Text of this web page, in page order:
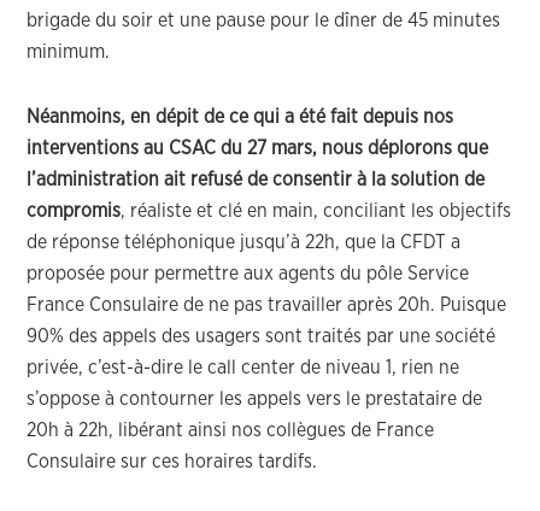
brigade du soir et une pause pour le dîner de 45 minutes
minimum.
Néanmoins, en dépit de ce qui a été fait depuis nos
interventions au CSAC du 27 mars, nous déplorons que
l’administration ait refusé de consentir à la solution de
compromis, réaliste et clé en main, conciliant les objectifs
de réponse téléphonique jusqu’à 22h, que la CFDT a
proposée pour permettre aux agents du pôle Service
France Consulaire de ne pas travailler après 20h. Puisque
90% des appels des usagers sont traités par une société
privée, c’est-à-dire le call center de niveau 1, rien ne
s’oppose à contourner les appels vers le prestataire de
20h à 22h, libérant ainsi nos collègues de France
Consulaire sur ces horaires tardifs.